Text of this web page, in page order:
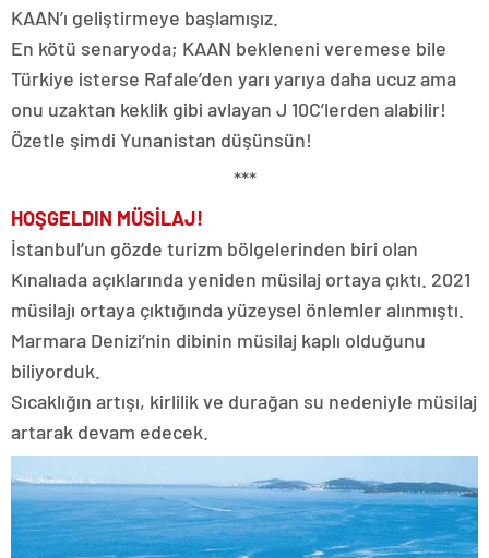
KAAN’ı geliştirmeye başlamışız.
En kötü senaryoda; KAAN bekleneni veremese bile
Türkiye isterse Rafale’den yarı yarıya daha ucuz ama
onu uzaktan keklik gibi avlayan J 10C’lerden alabilir!
Özetle şimdi Yunanistan düşünsün!
***
HOŞGELDIN MÜSİLAJ!
İstanbul’un gözde turizm bölgelerinden biri olan
Kınalıada açıklarında yeniden müsilaj ortaya çıktı. 2021
müsilajı ortaya çıktığında yüzeysel önlemler alınmıştı.
Marmara Denizi’nin dibinin müsilaj kaplı olduğunu
biliyorduk.
Sıcaklığın artışı, kirlilik ve durağan su nedeniyle müsilaj
artarak devam edecek.